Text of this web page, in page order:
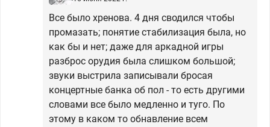
Все было хренова. 4 дня сводился чтобы
промазать; понятие стабилизация была, но
как бы и нет; даже для аркадной игры
разброс орудия была слишком большой;
звуки выстрила записывали бросая
концертные банка об пол - то есть другими
словами все было медленно и туго. По
этому в каком то обнавление всем